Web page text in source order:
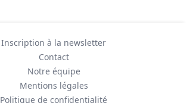
Inscription à la newsletter
Contact
Notre équipe
Mentions légales
Politique de confidentialité